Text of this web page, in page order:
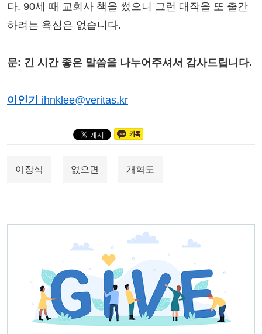
다. 90세 때 교회사 책을 썼으니 그런 대작을 또 출간
하려는 욕심은 없습니다.
문: 긴 시간 좋은 말씀을 나누어주셔서 감사드립니다.
이인기 ihnklee@veritas.kr
이장식 없으면 개혁도